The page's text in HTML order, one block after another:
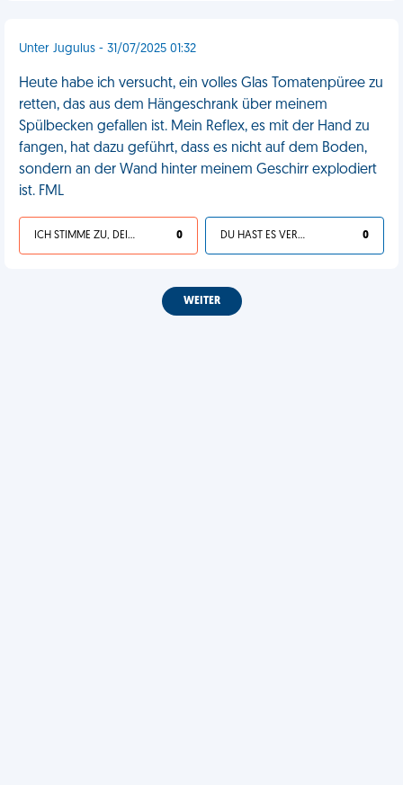
Unter Jugulus - 31/07/2025 01:32
Heute habe ich versucht, ein volles Glas Tomatenpüree zu
retten, das aus dem Hängeschrank über meinem
Spülbecken gefallen ist. Mein Reflex, es mit der Hand zu
fangen, hat dazu geführt, dass es nicht auf dem Boden,
sondern an der Wand hinter meinem Geschirr explodiert
ist. FML
ICH STIMME ZU, DEIN LEBEN IST SCHEISSE 0 DU HAST ES VERDIENT 0
WEITER